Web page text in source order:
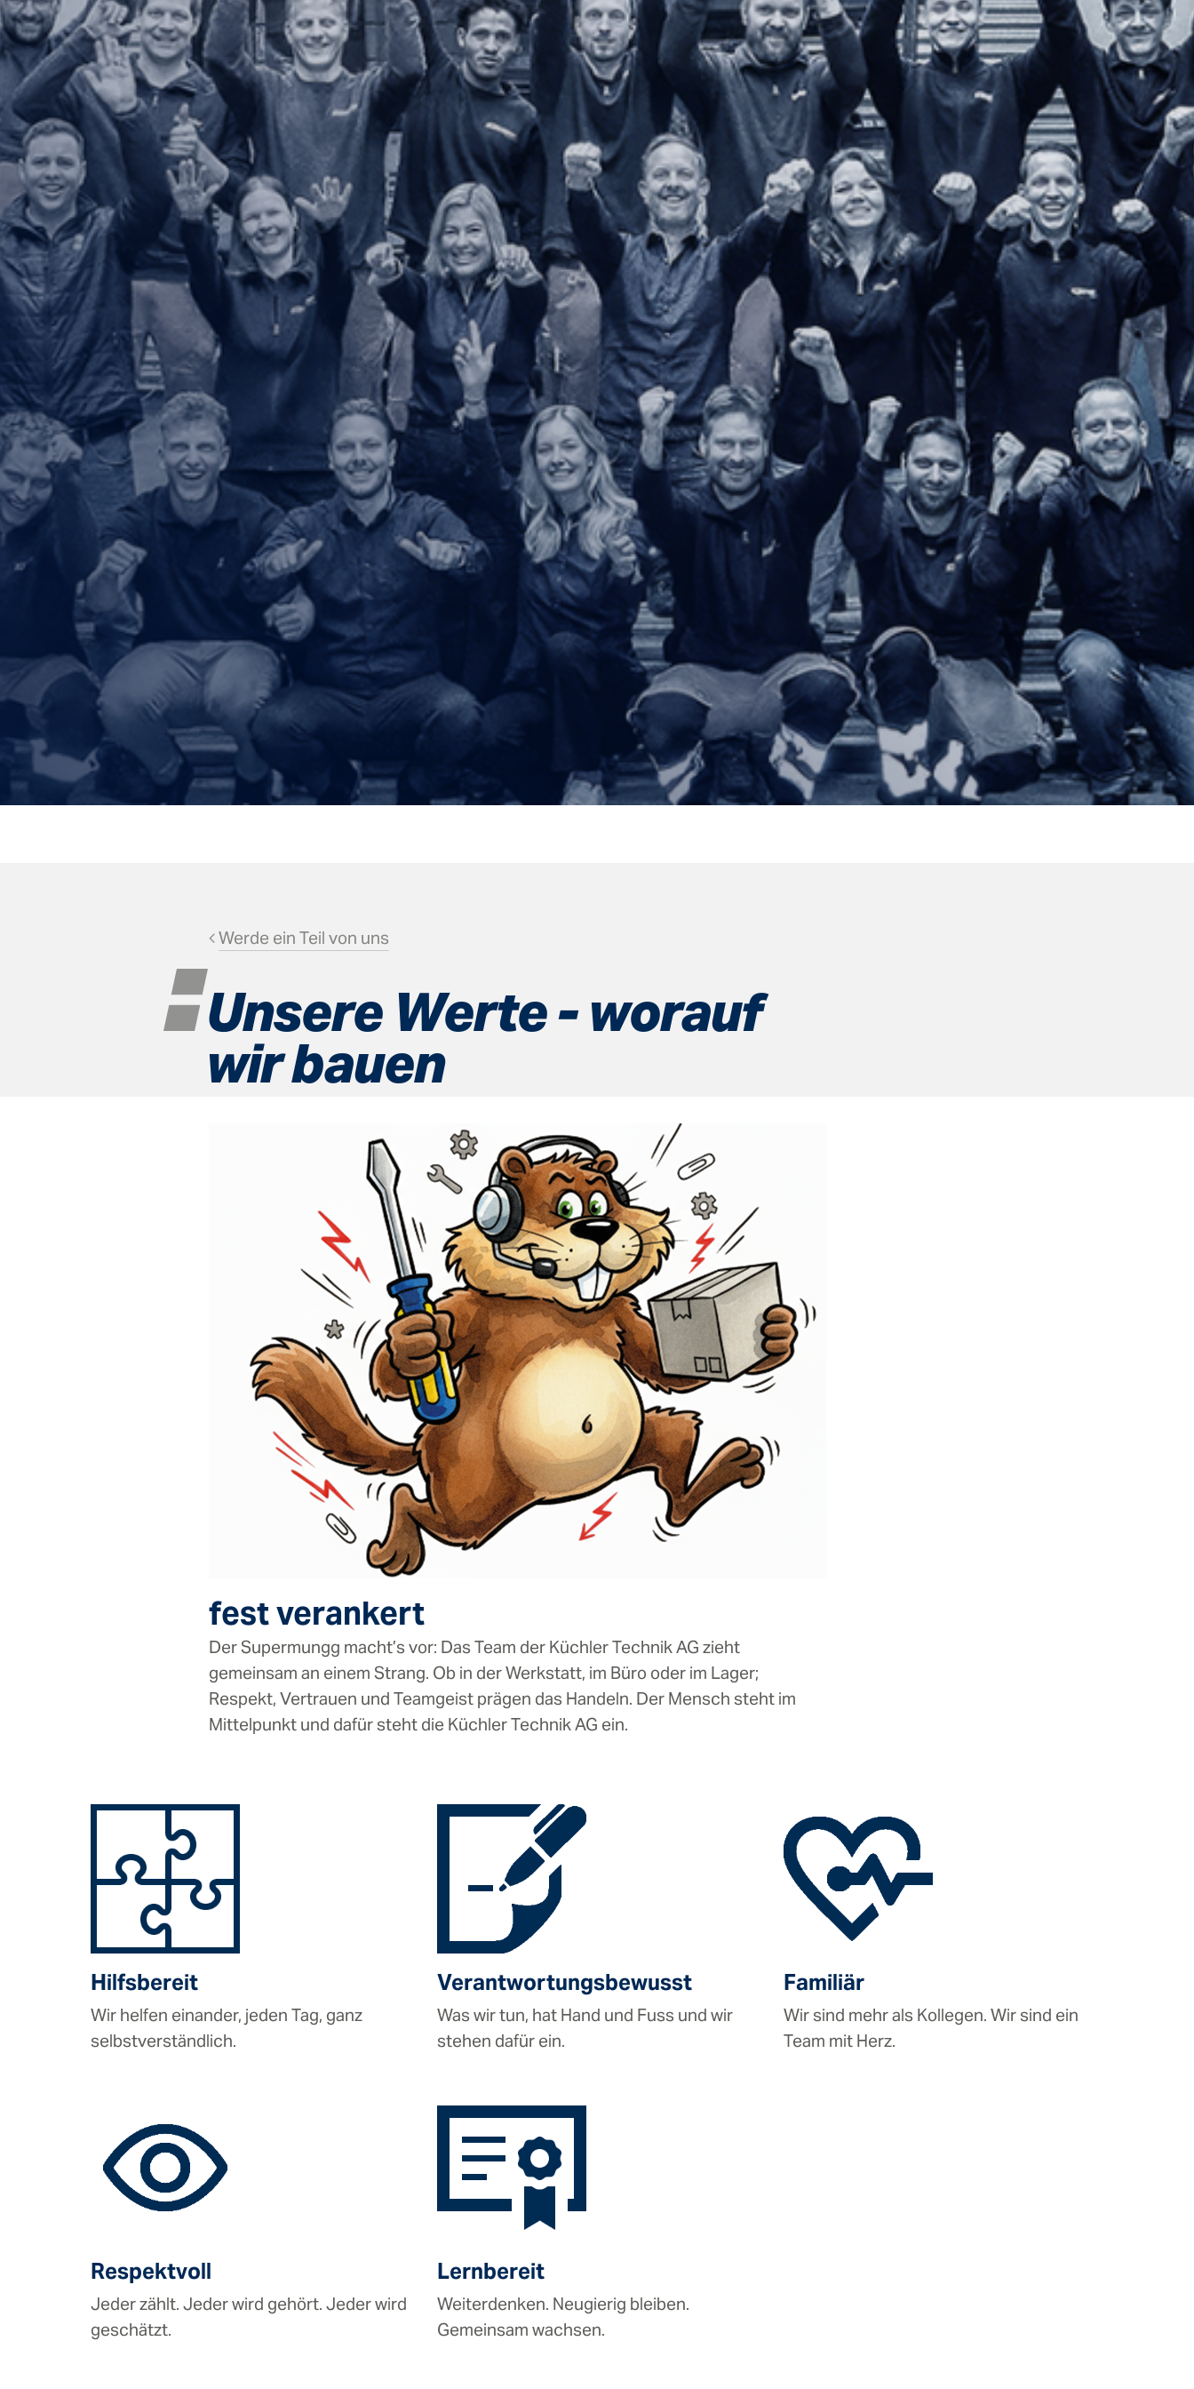
Zubehör
Bohrwerk­zeuge
Zubehör
Pfahlprüfungen
Geschichte
Galerie
Partner und
Schwesterfirmen der
Küchler Technik AG
Werde ein Teil von uns
Unsere Werte - worauf
wir bauen
fest verankert
Der Supermungg macht’s vor: Das Team der Küchler Technik AG zieht
gemeinsam an einem Strang. Ob in der Werkstatt, im Büro oder im Lager;
Respekt, Vertrauen und Teamgeist prägen das Handeln. Der Mensch steht im
Mittelpunkt und dafür steht die Küchler Technik AG ein.
Hilfsbereit
Wir helfen einander, jeden Tag, ganz
selbstverständlich.
Verantwortungsbewusst
Was wir tun, hat Hand und Fuss und wir
stehen dafür ein.
Familiär
Wir sind mehr als Kollegen. Wir sind ein
Team mit Herz.
Respektvoll
Jeder zählt. Jeder wird gehört. Jeder wird
geschätzt.
Lernbereit
Weiterdenken. Neugierig bleiben.
Gemeinsam wachsen.